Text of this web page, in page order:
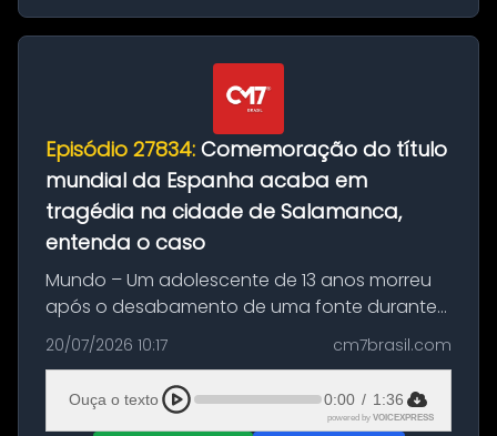
Episódio 27834: Comemoração do título
mundial da Espanha acaba em
tragédia na cidade de Salamanca,
entenda o caso
Mundo – Um adolescente de 13 anos morreu
após o desabamento de uma fonte durante
as comemorações pelo título da Copa do
Mundo conquistado pela Espanha, em
Ciudad Rodrigo, na província de Salamanca,
no...
20/07/2026 10:17 cm7brasil.com
Ouça o texto 0:00 / 1:36
powered by VOICEXPRESS